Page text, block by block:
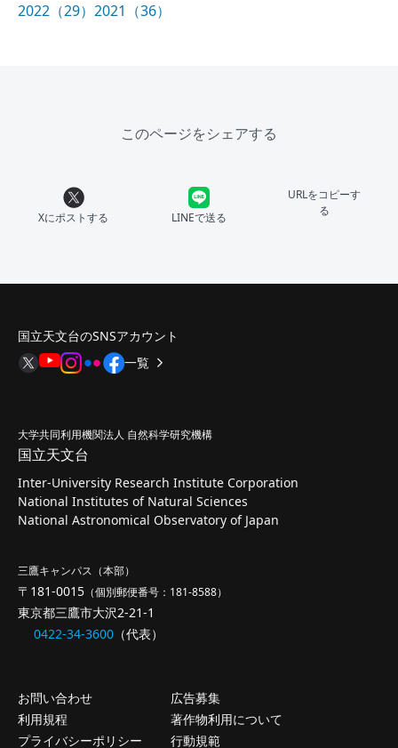
2022（29） 2021（36）
このページをシェアする
Xにポストする LINEで送る
URLをコピーす
る
国立天文台のSNSアカウント
一覧
大学共同利用機関法人 自然科学研究機構
国立天文台
Inter-University Research Institute Corporation
National Institutes of Natural Sciences
National Astronomical Observatory of Japan
三鷹キャンパス（本部）
〒181-0015 （個別郵便番号：181-8588）
東京都三鷹市大沢2-21-1
0422-34-3600 （代表）
お問い合わせ
広告募集
利用規程
著作物利用について
プライバシーポリシー
行動規範